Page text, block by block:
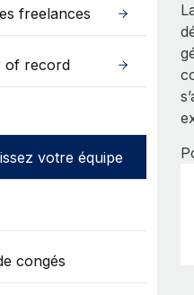
freelances
of record
votre équipe
congés